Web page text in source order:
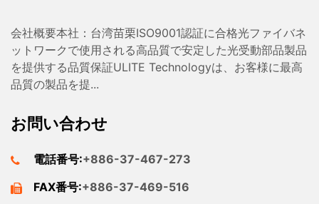
会社概要本社：台湾苗栗ISO9001認証に合格光ファイバネ
ットワークで使用される高品質で安定した光受動部品製品
を提供する品質保証ULITE Technologyは、お客様に最高
品質の製品を提...
お問い合わせ
電話番号:+886-37-467-273
FAX番号:+886-37-469-516